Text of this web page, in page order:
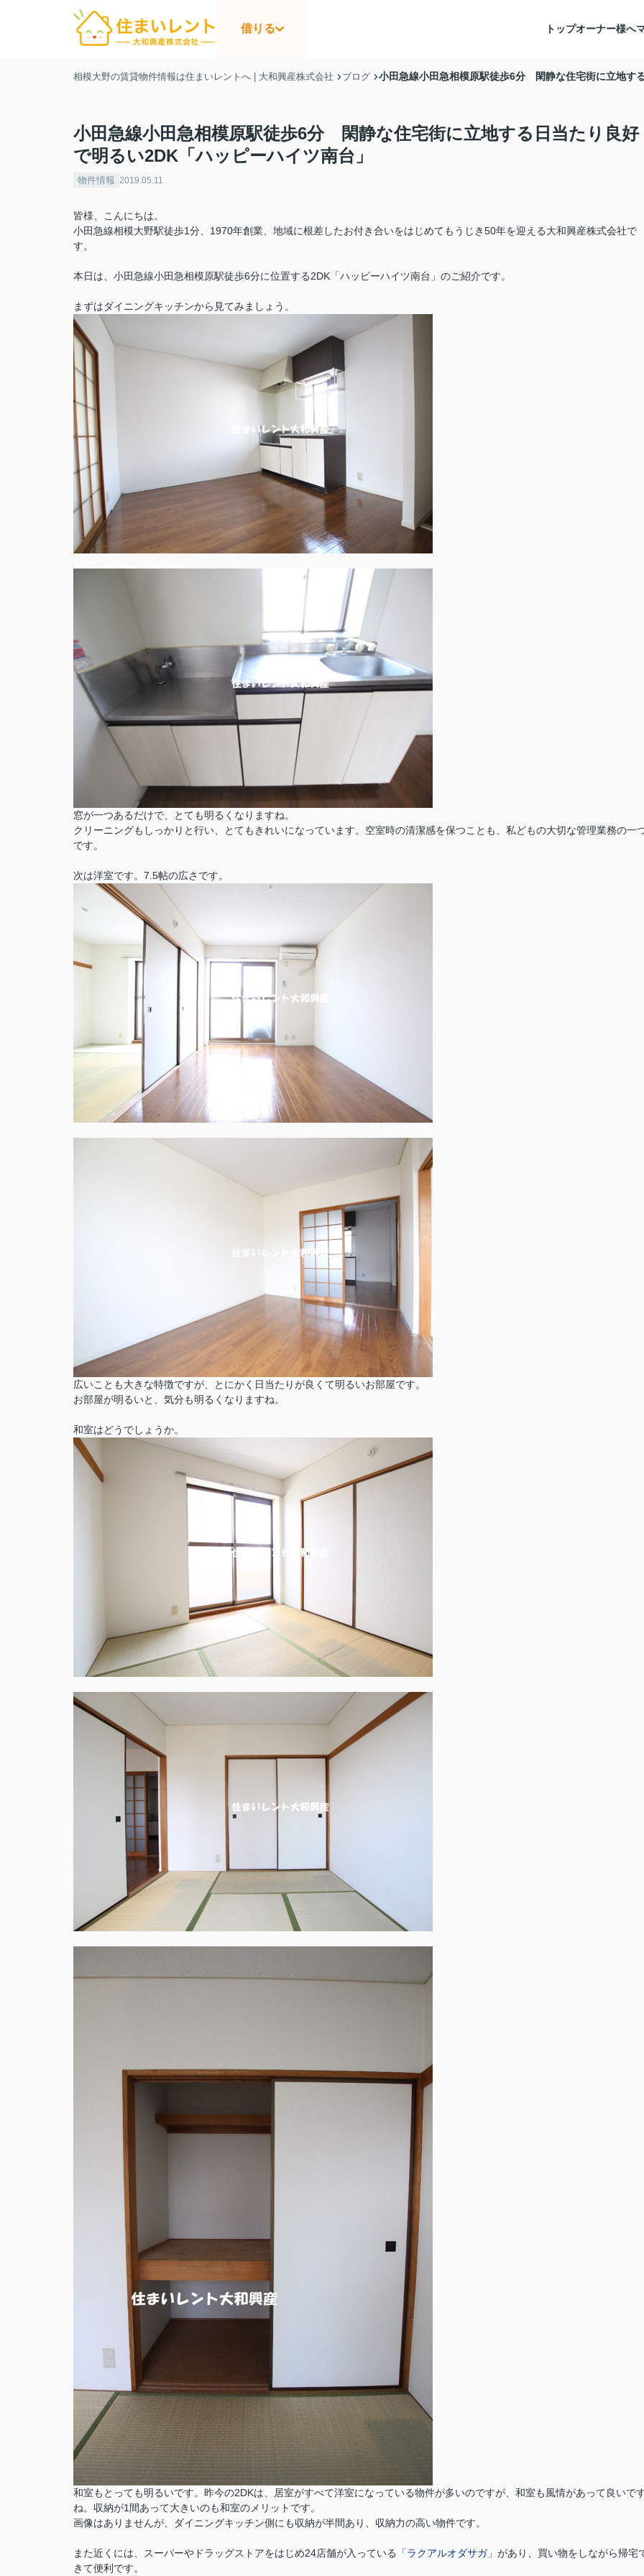
借りる トップオーナー様へ
相模大野の賃貸物件情報は住まいレントへ | 大和興産株式会社 ブログ 小田急線小田急相模原駅徒歩6分 閑静な住宅街に立地す
小田急線小田急相模原駅徒歩6分 閑静な住宅街に立地する日当たり良好
で明るい2DK「ハッピーハイツ南台」
物件情報 2019.05.11
皆様、こんにちは。
小田急線相模大野駅徒歩1分、1970年創業、地域に根差したお付き合いをはじめてもうじき50年を迎える大和興産株式会社で
す。
本日は、小田急線小田急相模原駅徒歩6分に位置する2DK「ハッピーハイツ南台」のご紹介です。
まずはダイニングキッチンから見てみましょう。
窓が一つあるだけで、とても明るくなりますね。
クリーニングもしっかりと行い、とてもきれいになっています。空室時の清潔感を保つことも、私どもの大切な管理業務の一
です。
次は洋室です。7.5帖の広さです。
広いことも大きな特徴ですが、とにかく日当たりが良くて明るいお部屋です。
お部屋が明るいと、気分も明るくなりますね。
和室はどうでしょうか。
和室もとっても明るいです。昨今の2DKは、居室がすべて洋室になっている物件が多いのですが、和室も風情があって良いで
ね。収納が1間あって大きいのも和室のメリットです。
画像はありませんが、ダイニングキッチン側にも収納が半間あり、収納力の高い物件です。
また近くには、スーパーやドラッグストアをはじめ24店舗が入っている「ラクアルオダサガ」があり、買い物をしながら帰宅
きて便利です。